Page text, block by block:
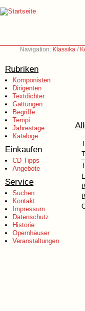
Navigation: Klassika /
Rubriken
Komponisten
Dirigenten
Textdichter
Gattungen
Begriffe
Tempi
Jahrestage
Kataloge
Einkaufen
CD-Tipps
Angebote
Service
Suchen
Kontakt
Impressum
Datenschutz
Historie
Opernhäuser
Veranstaltungen